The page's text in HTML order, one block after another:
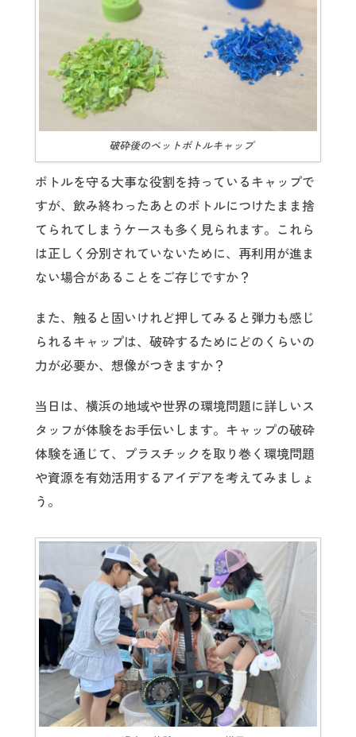
破砕後のペットボトルキャップ
ボトルを守る大事な役割を持っているキャップで
すが、飲み終わったあとのボトルにつけたまま捨
てられてしまうケースも多く見られます。これら
は正しく分別されていないために、再利用が進ま
ない場合があることをご存じですか？
また、触ると固いけれど押してみると弾力も感じ
られるキャップは、破砕するためにどのくらいの
力が必要か、想像がつきますか？
当日は、横浜の地域や世界の環境問題に詳しいス
タッフが体験をお手伝いします。キャップの破砕
体験を通じて、プラスチックを取り巻く環境問題
や資源を有効活用するアイデアを考えてみましょ
う。